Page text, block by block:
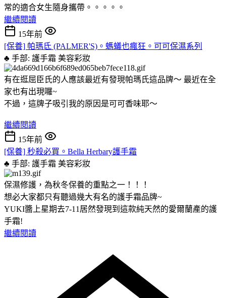
常的適合女生隨身攜帶。。。。。
繼續閱讀
15年前
[保養] 帕瑪氐 (PALMER'S)。螞蟻也瘋狂。可可保濕系列
♣ 手部: 護手霜 美容彩妝
有在逛屈臣氏的人應該最近有發現帕瑪氏這品牌～ 最近在全
家也有出現囉~
不過，這牌子吸引我的原因是可可香味耶～
繼續閱讀
15年前
[保養] 秒殺必買。Bella Herbary護手霜
♣ 手部: 護手霜 美容彩妝
保濕修護，為秋冬保養的重點之一！！！
想必大家都只有聽過幾大有名的護手霜品牌~
YUKI醬上星期去7-11居然發現到這款純天然的愛爾蘭產的護
手霜!
繼續閱讀